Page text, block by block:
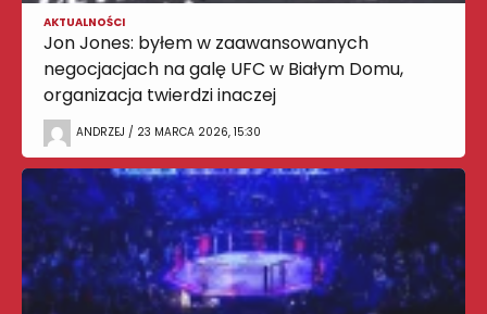
AKTUALNOŚCI
Jon Jones: byłem w zaawansowanych
negocjacjach na galę UFC w Białym Domu,
organizacja twierdzi inaczej
ANDRZEJ / 23 MARCA 2026, 15:30